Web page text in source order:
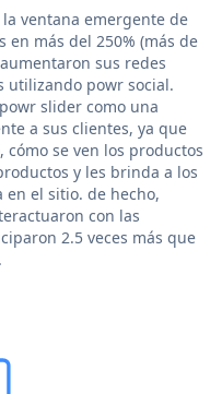
ventana emergente de
en más del 250% (más de
sus redes
utilizando powr social.
slider como una
a sus clientes, ya que
se ven los productos
y les brinda a los
en el sitio. de hecho,
con las
2.5 veces más que